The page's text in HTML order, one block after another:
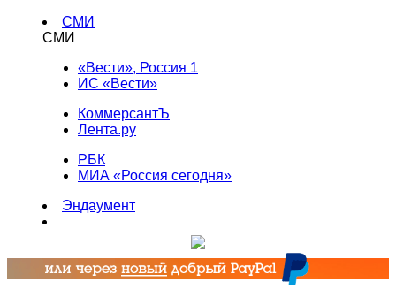
СМИ
СМИ
«Вести», Россия 1
ИС «Вести»
КоммерсантЪ
Лента.ру
РБК
МИА «Россия сегодня»
Эндаумент